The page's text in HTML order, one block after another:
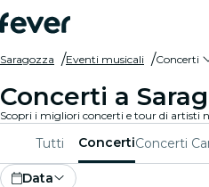
Saragozza Eventi musicali Concerti
Concerti a
Tutti ConcertiConcerti
Data